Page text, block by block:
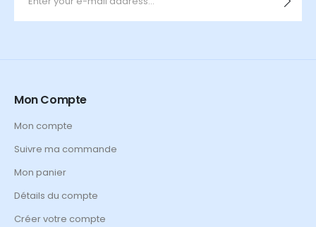
Mon Compte
Mon compte
Suivre ma commande
Mon panier
Détails du compte
Créer votre compte